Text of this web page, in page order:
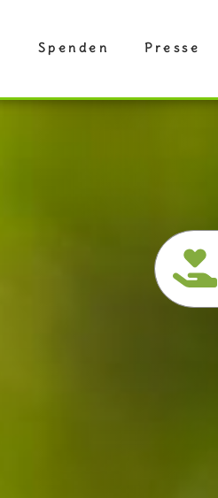
Spenden Presse